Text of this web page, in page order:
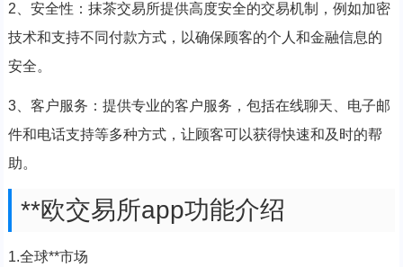
2、安全性：抹茶交易所提供高度安全的交易机制，例如加密
技术和支持不同付款方式，以确保顾客的个人和金融信息的
安全。
3、客户服务：提供专业的客户服务，包括在线聊天、电子邮
件和电话支持等多种方式，让顾客可以获得快速和及时的帮
助。
**欧交易所app功能介绍
1.全球**市场